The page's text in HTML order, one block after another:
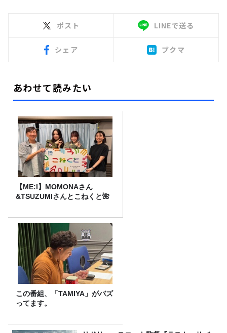
ポスト LINEで送る
シェア ブクマ
あわせて読みたい
【ME:I】MOMONAさん
&TSUZUMIさんとこねくと🌺
この番組、「TAMIYA」がバズ
ってます。